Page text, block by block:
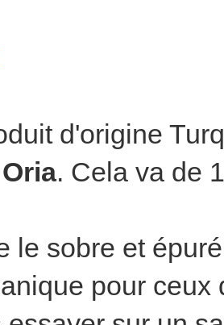
d'origine
Oria. Cela va de
le sobre et
pour